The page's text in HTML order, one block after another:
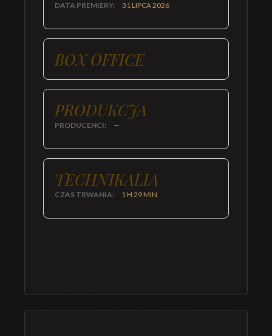
DATA PREMIERY: 31 LIPCA 2026
BOX OFFICE
PRODUKCJA
PRODUCENCI: —
TECHNIKALIA
CZAS TRWANIA: 1 H 29 MIN